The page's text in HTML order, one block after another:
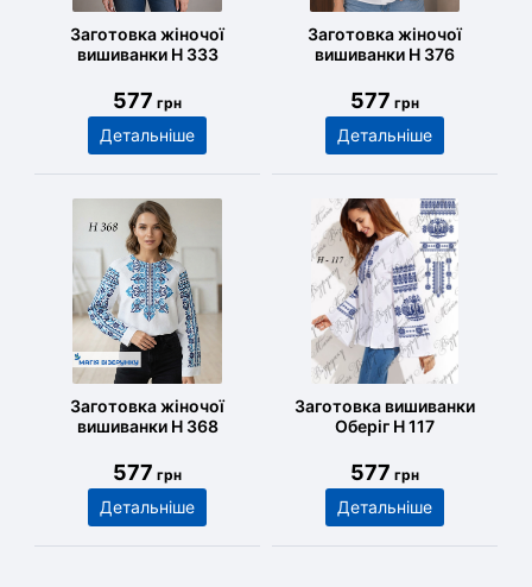
Заготовка жіночої
вишиванки Н 333
577 грн
Детальніше
Заготовка жіночої
вишиванки Н 376
577 грн
Детальніше
Заготовка жіночої
вишиванки Н 368
577 грн
Детальніше
Заготовка вишиванки
Оберіг Н 117
577 грн
Детальніше